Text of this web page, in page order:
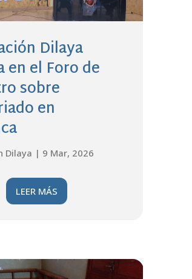
Dilaya
en el Foro de
sobre
en
Dilaya | 9 Mar, 2026
LEER MÁS